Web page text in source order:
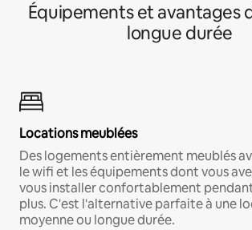
Équipements et avantages
longue durée
Locations meublées
Des logements entièrement meublés
le wifi et les équipements dont vous
vous installer confortablement
plus. C'est l'alternative parfaite à une
moyenne ou longue durée.